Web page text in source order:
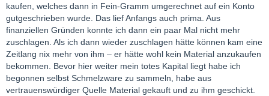
kaufen, welches dann in Fein-Gramm umgerechnet auf ein Konto
gutgeschrieben wurde. Das lief Anfangs auch prima. Aus
finanziellen Gründen konnte ich dann ein paar Mal nicht mehr
zuschlagen. Als ich dann wieder zuschlagen hätte können kam eine
Zeitlang nix mehr von ihm – er hätte wohl kein Material anzukaufen
bekommen. Bevor hier weiter mein totes Kapital liegt habe ich
begonnen selbst Schmelzware zu sammeln, habe aus
vertrauenswürdiger Quelle Material gekauft und zu ihm geschickt.